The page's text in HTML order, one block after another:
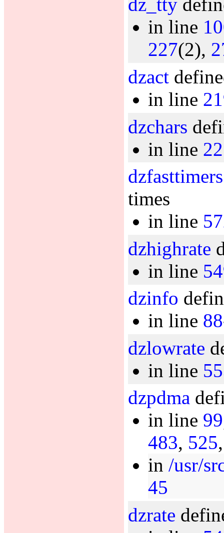
dz_tty
in line
227(2),
dzact
in line
dzchars
in line
dzfasttimers
times
in line
dzhighrate
in line
dzinfo
in line 88
dzlowrate
in line
dzpdma
in line 99
483, 525
in /usr/
45
dzrate